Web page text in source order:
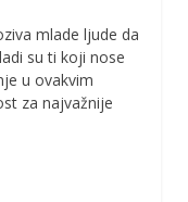
mlade ljude da
su ti koji nose
u ovakvim
za najvažnije